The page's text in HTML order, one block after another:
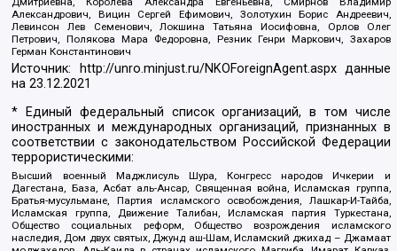
Александрович, Вицин Сергей Ефимович, Золотухин Борис Андреевич,
Левинсон Лев Семенович, Локшина Татьяна Иосифовна, Орлов Олег
Петрович, Полякова Мара Федоровна, Резник Генри Маркович, Захаров
Герман Константинович
Источник: http://unro.minjust.ru/NKOForeignAgent.aspxданные
на23.12.2021
* Единый федеральный список организаций, в том числе
иностранных и международных организаций, признанных в
соответствии с законодательством Российской Федерации
террористическими:
Высший военный Маджлисуль Шура, Конгресс народов Ичкерии и
Дагестана, База, Асбат аль-Ансар, Священная война, Исламская группа,
Братья-мусульмане, Партия исламского освобождения, Лашкар-И-Тайба,
Исламская группа, Движение Талибан, Исламская партия Туркестана,
Общество социальных реформ, Общество возрождения исламского
наследия, Дом двух святых, Джунд аш-Шам, Исламский джихад – Джамаат